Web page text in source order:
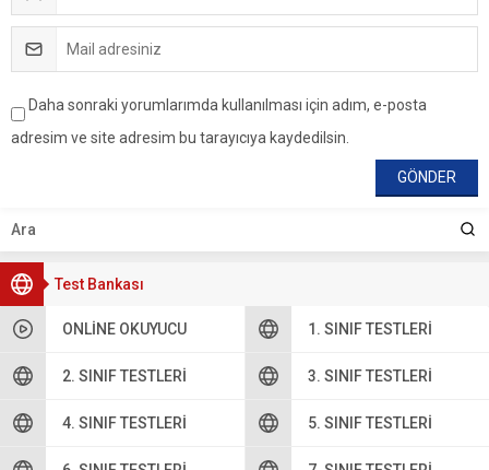
Test Bankası
ONLINE OKUYUCU 1. SINIF TESTLERI
2. SINIF TESTLERI 3. SINIF TESTLERI
4. SINIF TESTLERI 5. SINIF TESTLERI
Daha sonraki yorumlarımda kullanılması için adım, e-posta
adresim ve site adresim bu tarayıcıya kaydedilsin.